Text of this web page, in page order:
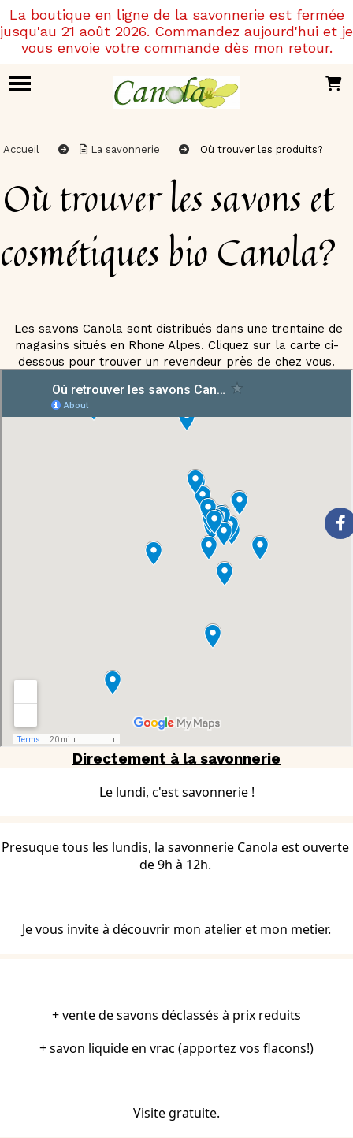
La boutique en ligne de la savonnerie est fermée
jusqu'au 21 août 2026. Commandez aujourd'hui et je
vous envoie votre commande dès mon retour.
Accueil La savonnerie Où trouver les produits?
Où trouver les savons et
cosmétiques bio Canola?
Les savons Canola sont distribués dans une trentaine de
magasins situés en Rhone Alpes. Cliquez sur la carte ci-
dessous pour trouver un revendeur près de chez vous.
Directement à la savonnerie
Le lundi, c'est savonnerie !
Presuque tous les lundis, la savonnerie Canola est ouverte
de 9h à 12h.
Je vous invite à découvrir mon atelier et mon metier.
+ vente de savons déclassés à prix reduits
+ savon liquide en vrac (apportez vos flacons!)
Visite gratuite.